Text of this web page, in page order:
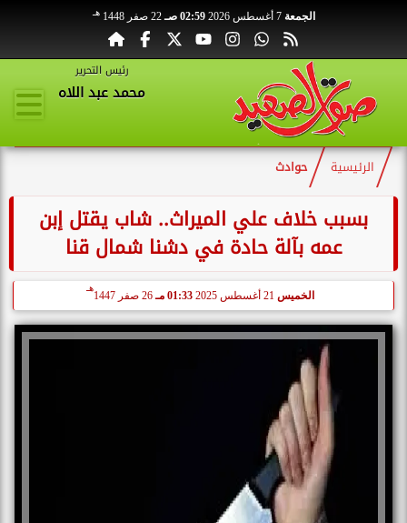
الجمعة 7 أغسطس 2026 02:59 صـ 22 صفر 1448 هـ
رئيس التحرير
محمد عبد اللاه
الرئيسية حوادث
بسبب خلاف علي الميراث.. شاب يقتل إبن
عمه بآلة حادة في دشنا شمال قنا
الخميس 01:33 مـ 26 صفر 1447
هـ